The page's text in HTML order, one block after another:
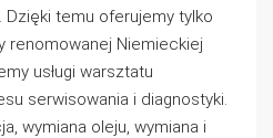
temu oferujemy tylko
renomowanej Niemieckiej
usługi warsztatu
serwisowania i diagnostyki.
wymiana oleju, wymiana i